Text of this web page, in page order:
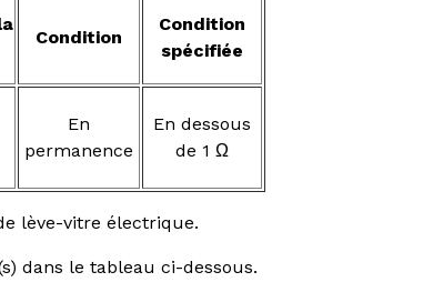
Condition
Condition
spécifiée
En
permanence
En dessous
de 1 Ω
lève-vitre électrique.
dans le tableau ci-dessous.